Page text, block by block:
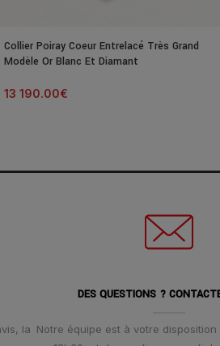
Collier Poiray Coeur Entrelacé Très Grand
Modèle Or Blanc Et Diamant
13 190.00€
la
DES QUESTIONS ?
Notre équipe est à votre disposition